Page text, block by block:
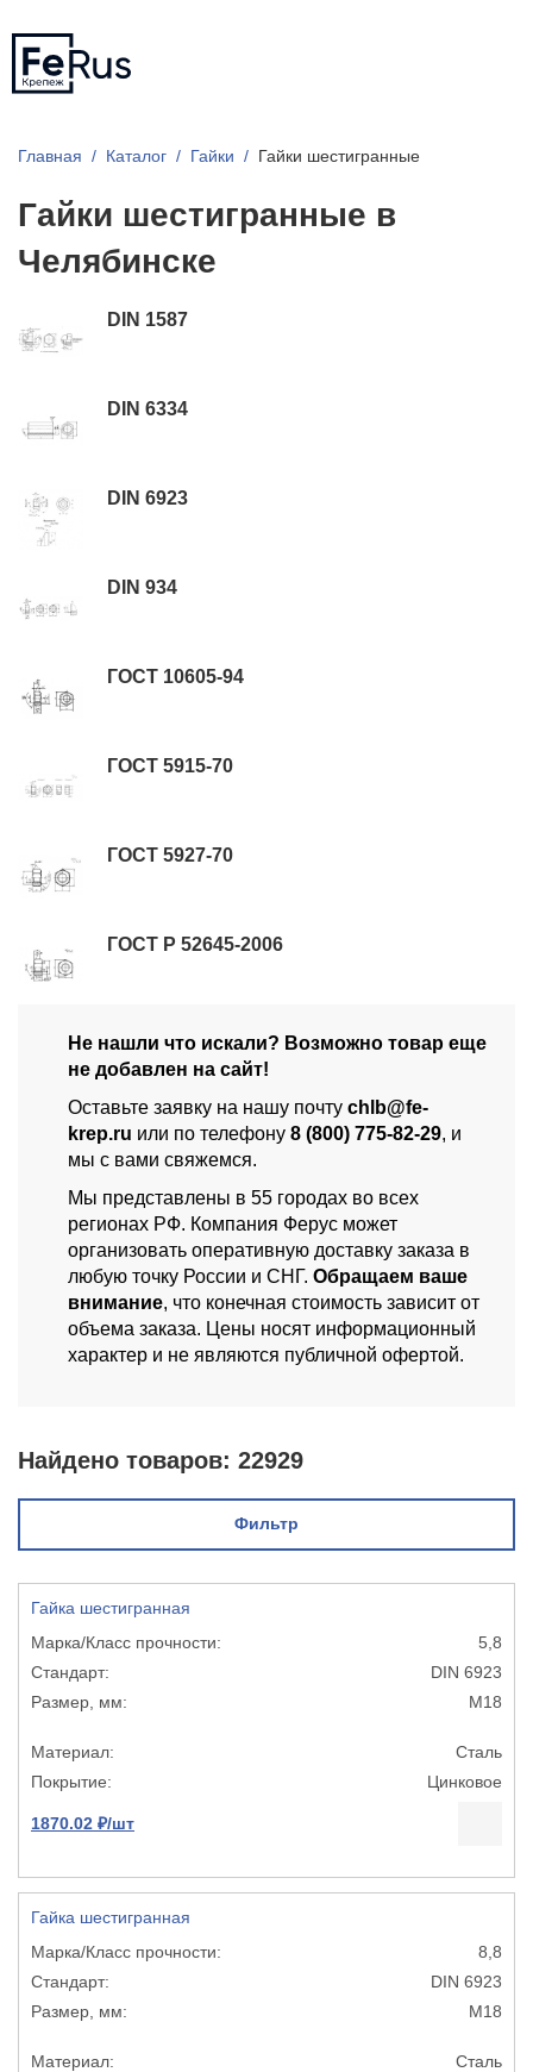
Главная Каталог Гайки Гайки шестигранные
Гайки шестигранные в
Челябинске
DIN 1587
DIN 6334
DIN 6923
DIN 934
ГОСТ 10605-94
ГОСТ 5915-70
ГОСТ 5927-70
ГОСТ Р 52645-2006
Не нашли что искали? Возможно товар еще
не добавлен на сайт!
Оставьте заявку на нашу почту chlb@fe-
krep.ru или по телефону 8 (800) 775-82-29, и
мы с вами свяжемся.
Мы представлены в 55 городах во всех
регионах РФ. Компания Ферус может
организовать оперативную доставку заказа в
любую точку России и СНГ. Обращаем ваше
внимание, что конечная стоимость зависит от
объема заказа. Цены носят информационный
характер и не являются публичной офертой.
Найдено товаров: 22929
Фильтр
Гайка шестигранная
5,8
DIN 6923
М18
Сталь
Цинковое
1870.02 ₽/шт
Гайка шестигранная
8,8
DIN 6923
М18
Сталь